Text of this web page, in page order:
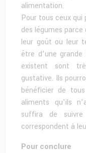
alimentation.
Pour tous ceux
des légumes
leur goût ou leur
être d’une
existent sont
gustative. Ils
bénéficier de
aliments qu’ils
suffira de
correspondent à
Pour conclure